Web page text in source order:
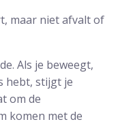
maar niet afvalt of
Als je beweegt,
hebt, stijgt je
om de
komen met de